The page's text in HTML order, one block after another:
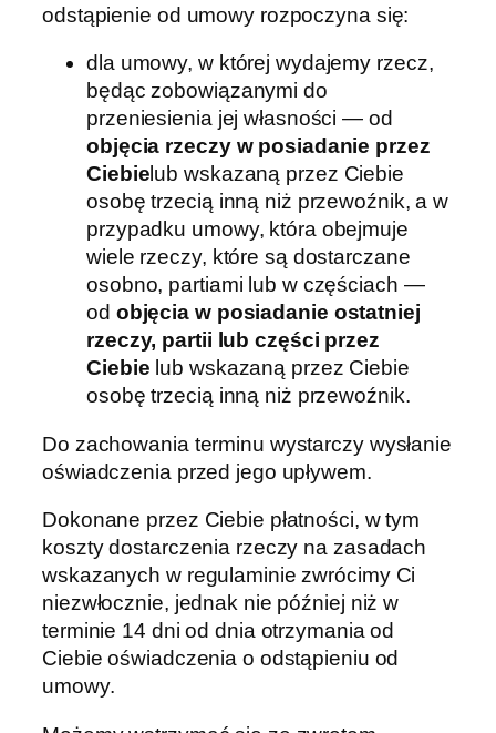
odstąpienie od umowy rozpoczyna się:
dla umowy, w której wydajemy rzecz,
będąc zobowiązanymi do
przeniesienia jej własności — od
objęcia rzeczy w posiadanie przez
Ciebie lub wskazaną przez Ciebie
osobę trzecią inną niż przewoźnik, a w
przypadku umowy, która obejmuje
wiele rzeczy, które są dostarczane
osobno, partiami lub w częściach —
od objęcia w posiadanie ostatniej
rzeczy, partii lub części przez
Ciebie lub wskazaną przez Ciebie
osobę trzecią inną niż przewoźnik.
Do zachowania terminu wystarczy wysłanie
oświadczenia przed jego upływem.
Dokonane przez Ciebie płatności, w tym
koszty dostarczenia rzeczy na zasadach
wskazanych w regulaminie zwrócimy Ci
niezwłocznie, jednak nie później niż w
terminie 14 dni od dnia otrzymania od
Ciebie oświadczenia o odstąpieniu od
umowy.